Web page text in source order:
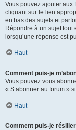
Vous pouvez ajouter aux
cliquant sur le lien
en bas des sujets et
Répondre à un sujet
lorsqu’une réponse est
Haut
Comment puis-je
Vous pouvez vous
« S’abonner au forum »
Haut
Comment puis-je